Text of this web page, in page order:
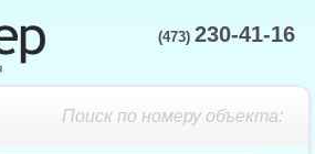
(473) 230-41-16
Поиск по номеру объекта: